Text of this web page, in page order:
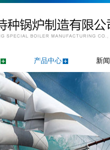
产品中心 新